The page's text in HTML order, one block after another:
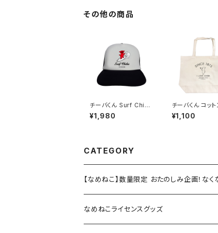
その他の商品
チーバくん Surf Chib
a：メッシュキャップ（Aホ
ワイト）
¥1,980
チーバくん コットントー
トバッグ
¥1,100
CATEGORY
【なめねこ】数量限定 おたのしみ企画！な
なめねこライセンスグッズ